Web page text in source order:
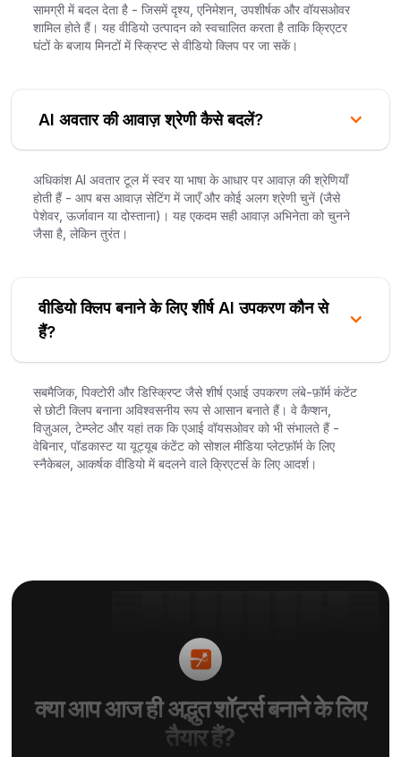
सामग्री में बदल देता है - जिसमें दृश्य, एनिमेशन, उपशीर्षक और वॉयसओवर
शामिल होते हैं। यह वीडियो उत्पादन को स्वचालित करता है ताकि क्रिएटर
घंटों के बजाय मिनटों में स्क्रिप्ट से वीडियो क्लिप पर जा सकें।
AI अवतार की आवाज़ श्रेणी कैसे बदलें?
अधिकांश AI अवतार टूल में स्वर या भाषा के आधार पर आवाज़ की श्रेणियाँ
होती हैं - आप बस आवाज़ सेटिंग में जाएँ और कोई अलग श्रेणी चुनें (जैसे
पेशेवर, ऊर्जावान या दोस्ताना)। यह एकदम सही आवाज़ अभिनेता को चुनने
जैसा है, लेकिन तुरंत।
वीडियो क्लिप बनाने के लिए शीर्ष AI उपकरण कौन से
हैं?
सबमैजिक, पिक्टोरी और डिस्क्रिप्ट जैसे शीर्ष एआई उपकरण लंबे-फ़ॉर्म कंटेंट
से छोटी क्लिप बनाना अविश्वसनीय रूप से आसान बनाते हैं। वे कैप्शन,
विज़ुअल, टेम्प्लेट और यहां तक कि एआई वॉयसओवर को भी संभालते हैं -
वेबिनार, पॉडकास्ट या यूट्यूब कंटेंट को सोशल मीडिया प्लेटफ़ॉर्म के लिए
स्नैकेबल, आकर्षक वीडियो में बदलने वाले क्रिएटर्स के लिए आदर्श।
क्या आप आज ही अद्भुत शॉर्ट्स बनाने के लिए
तैयार हैं?